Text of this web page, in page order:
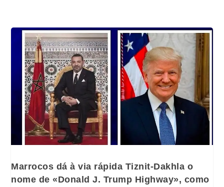
Marrocos dá à via rápida Tiznit-Dakhla o
nome de «Donald J. Trump Highway», como